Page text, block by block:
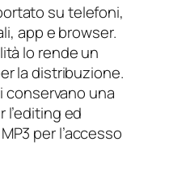
su telefoni,
app e browser.
lo rende un
la distribuzione.
conservano una
l’editing ed
per l’accesso